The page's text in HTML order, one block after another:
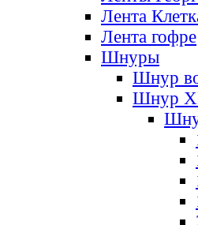
Лента
Лента гофре
Шнуры
Шнур
Шнур